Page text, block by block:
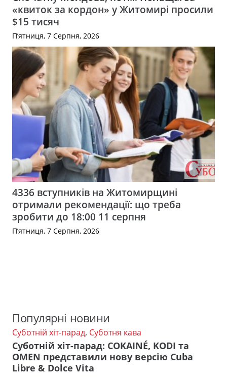
«квиток за кордон» у Житомирі просили
$15 тисяч
П’ятниця, 7 Серпня, 2026
4336 вступників на Житомирщині
отримали рекомендації: що треба
зробити до 18:00 11 серпня
П’ятниця, 7 Серпня, 2026
Популярні новини
Суботній хіт-парад, Суботня кава
Суботній хіт-парад: COKAINÉ, KODI та
OMEN представили нову версію Cuba
Libre & Dolce Vita